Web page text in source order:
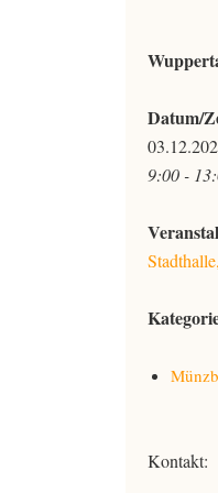
Datum/
9:00 -
Kontakt: